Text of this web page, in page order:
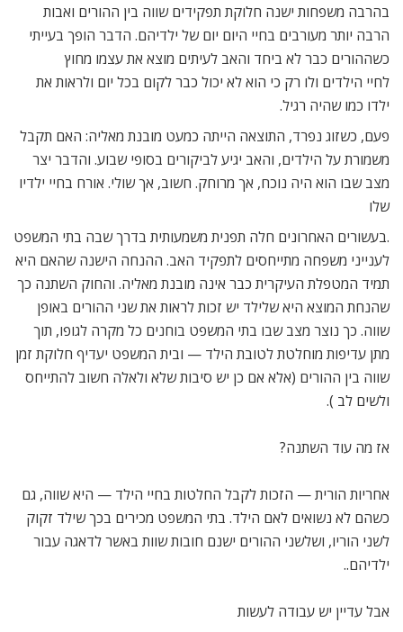
בהרבה משפחות ישנה חלוקת תפקידים שווה בין ההורים ואבות
הרבה יותר מעורבים בחיי היום יום של ילדיהם. הדבר הופך בעייתי
כשההורים כבר לא ביחד והאב לעיתים מוצא את עצמו מחוץ
לחיי הילדים ולו רק כי הוא לא יכול כבר לקום בכל יום ולראות את
ילדו כמו שהיה רגיל.
פעם, כשזוג נפרד, התוצאה הייתה כמעט מובנת מאליה: האם תקבל
משמורת על הילדים, והאב יגיע לביקורים בסופי שבוע. והדבר יצר
מצב שבו הוא היה נוכח, אך מרוחק. חשוב, אך שולי. אורח בחיי ילדיו
שלו
.בעשורים האחרונים חלה תפנית משמעותית בדרך שבה בתי המשפט
לענייני משפחה מתייחסים לתפקיד האב. ההנחה הישנה שהאם היא
תמיד המטפלת העיקרית כבר אינה מובנת מאליה. והחוק השתנה כך
שהנחת המוצא היא שלילד יש זכות לראות את שני ההורים באופן
שווה. כך נוצר מצב שבו בתי המשפט בוחנים כל מקרה לגופו, תוך
מתן עדיפות מוחלטת לטובת הילד — ובית המשפט יעדיף חלוקת זמן
שווה בין ההורים (אלא אם כן יש סיבות שלא ולאלה חשוב להתייחס
ולשים לב ).
אז מה עוד השתנה?
אחריות הורית — הזכות לקבל החלטות בחיי הילד — היא שווה, גם
כשהם לא נשואים לאם הילד. בתי המשפט מכירים בכך שילד זקוק
לשני הוריו, ושלשני ההורים ישנם חובות שוות באשר לדאגה עבור
ילדיהם..
אבל עדיין יש עבודה לעשות